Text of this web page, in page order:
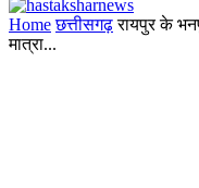
Home छत्तीसगढ़ रायपुर के
मात्रा...